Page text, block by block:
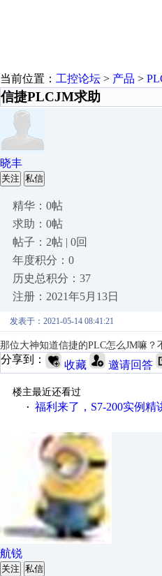
当前位置： 工控论坛 > 产品 >
信捷PLCJM求助
晓丰
关注 私信
精华：0帖
求助：0帖
帖子：2帖 | 0回
年度积分：0
历史总积分：37
注册：2021年5月13日
发表于：2021-05-14 08:41:21
那位大神知道信捷的PLC怎么JM嘛？
分享到： 收藏 邀请回答
楼主最近还看过
· 福利来了，S7-200实例精
航锐
关注 私信